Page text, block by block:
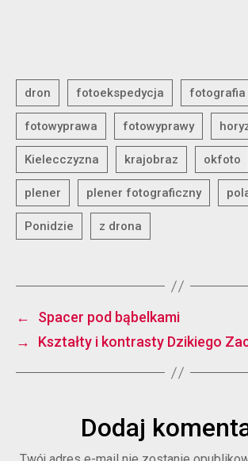
←
Spacer pod bąbelkami
→
Kształty i kontrasty Dzikiego
Dodaj